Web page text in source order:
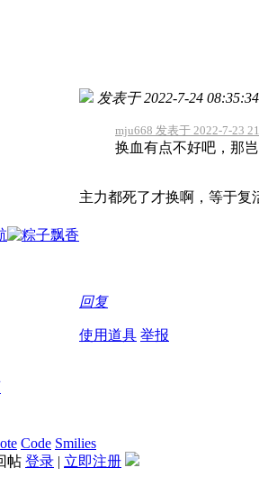
发表于 2022-7-24 08:35:34
mju668 发表于 2022-7-23
换血有点不好吧，那
主力都死了才换啊，等于复
回复
使用道具 举报
Code Smilies
帖 登录 | 立即注册